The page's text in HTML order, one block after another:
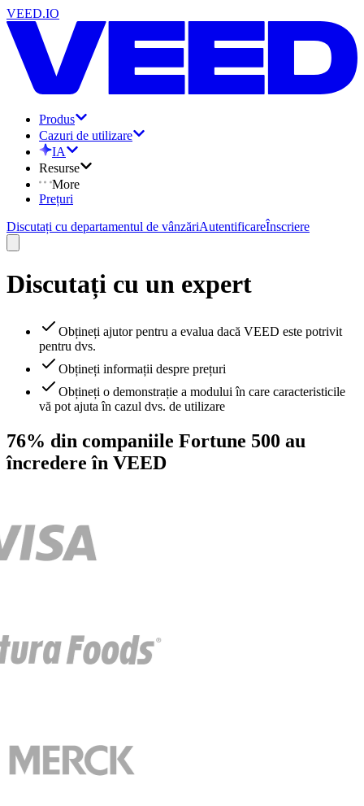
VEED.IO
Produs
Cazuri de utilizare
IA
Resurse
More
Prețuri
Discutați cu departamentul de vânzăriAutentificareÎnscriere
Discutați cu un expert
Obțineți ajutor pentru a evalua dacă VEED este potrivit
pentru dvs.
Obțineți informații despre prețuri
Obțineți o demonstrație a modului în care caracteristicile
vă pot ajuta în cazul dvs. de utilizare
76% din companiile Fortune 500 au
încredere în VEED